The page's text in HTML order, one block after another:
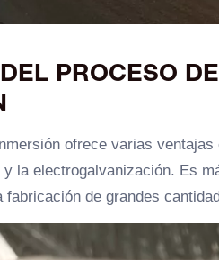
PROCESO
ofrece varias
y la electrogalvanización. Es
de grandes